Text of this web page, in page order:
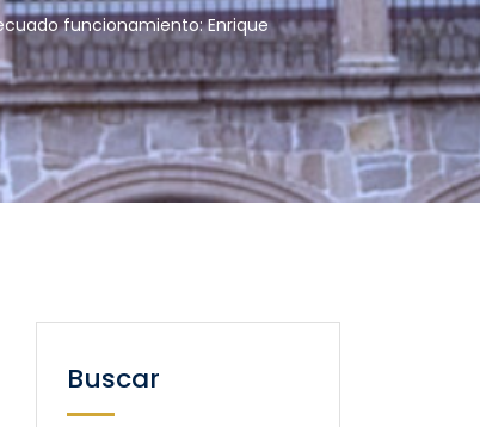
funcionamiento: Enrique
Buscar